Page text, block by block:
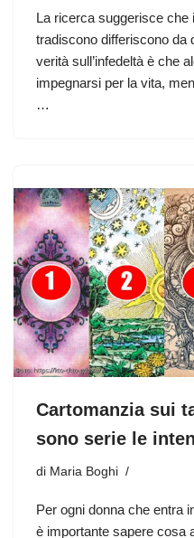
La ricerca suggerisce che
tradiscono differiscono da
verità sull’infedeltà è che
impegnarsi per la vita,
…
Cartomanzia sui
sono serie le
di Maria Boghi
Per ogni donna che entra
è importante sapere cosa